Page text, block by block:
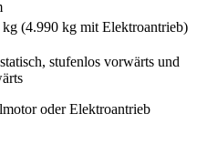
kg (4.990 kg mit Elektroantrieb)
stufenlos vorwärts und
oder Elektroantrieb